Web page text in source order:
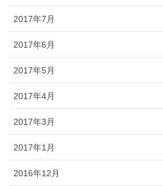
2017年7月
2017年6月
2017年5月
2017年4月
2017年3月
2017年1月
2016年12月